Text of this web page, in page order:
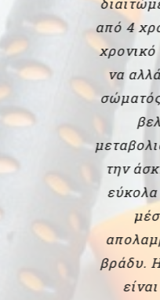
από 4 χρόνια,
χρονικό
να αλλάξω
σώματός μου,
μεταβολισμό
την άσκηση
εύκολα και
μέσα
βράδυ. Η
είναι ότι